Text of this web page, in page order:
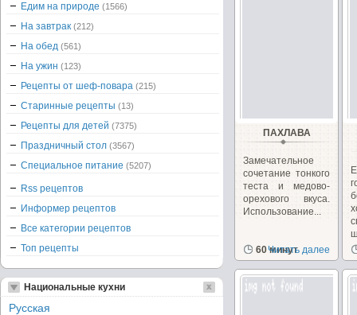
ПАХЛАВА
Замечательное
сочетание тонкого
теста и медово-
орехового вкуса.
Использование...
60 минут
Читать далее
Едим на природе (1566)
На завтрак (212)
На обед (561)
На ужин (123)
Рецепты от шеф-повара (215)
Старинные рецепты (13)
Рецепты для детей (7375)
Праздничный стол (3567)
Специальное питание (5207)
Rss рецептов
Информер рецептов
Все категории рецептов
Топ рецепты
Национальные кухни
Русская